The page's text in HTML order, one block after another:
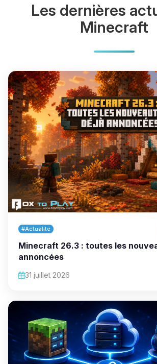
Les dernières
Minecraft
#Actualité
Minecraft 26.3 : toutes les
annoncées
31 juillet 2026